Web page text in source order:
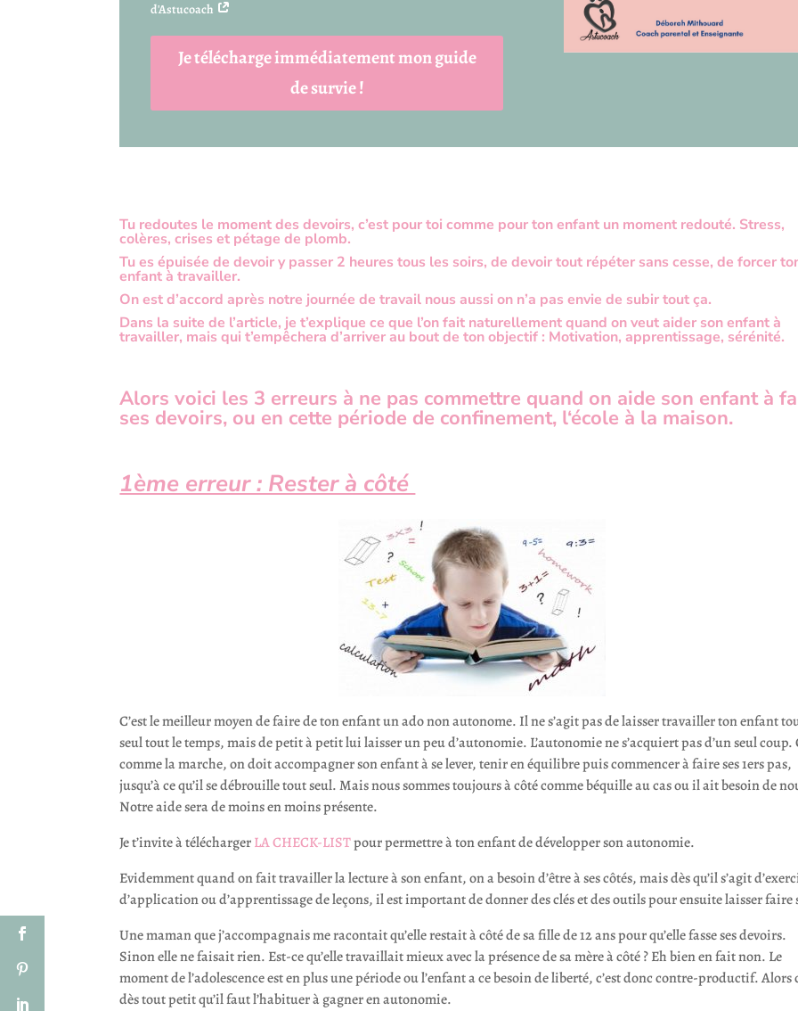
d'Astucoach
Je télécharge immédiatement mon guide
de survie !
Tu redoutes le moment des devoirs, c’est pour toi comme pour ton enfant un moment redouté. Stress,
colères, crises et pétage de plomb.
Tu es épuisée de devoir y passer 2 heures tous les soirs, de devoir tout répéter sans cesse, de forcer
enfant à travailler.
On est d’accord après notre journée de travail nous aussi on n’a pas envie de subir tout ça.
Dans la suite de l’article, je t’explique ce que l’on fait naturellement quand on veut aider son enfant à
travailler, mais qui t’empêchera d’arriver au bout de ton objectif : Motivation, apprentissage, sérénité.
Alors voici les 3 erreurs à ne pas commettre quand on aide son enfant à
ses devoirs, ou en cette période de confinement, l‘école à la maison.
1ème erreur : Rester à côté
C’est le meilleur moyen de faire de ton enfant un ado non autonome. Il ne s’agit pas de laisser travailler ton enfant
seul tout le temps, mais de petit à petit lui laisser un peu d’autonomie. L’autonomie ne s’acquiert pas d’un seul coup.
comme la marche, on doit accompagner son enfant à se lever, tenir en équilibre puis commencer à faire ses 1ers pas,
jusqu’à ce qu’il se débrouille tout seul. Mais nous sommes toujours à côté comme béquille au cas ou il ait besoin de
Notre aide sera de moins en moins présente.
Je t’invite à téléchargerLA CHECK-LISTpour permettre à ton enfant de développer son autonomie.
Evidemment quand on fait travailler la lecture à son enfant, on a besoin d’être à ses côtés, mais dès qu’il s’agit
d’application ou d’apprentissage de leçons, il est important de donner des clés et des outils pour ensuite laisser faire
Une maman que j’accompagnais me racontait qu’elle restait à côté de sa fille de 12 ans pour qu’elle fasse ses devoirs.
Sinon elle ne faisait rien. Est-ce qu’elle travaillait mieux avec la présence de sa mère à côté ? Eh bien en fait non. Le
moment de l’adolescence est en plus une période ou l’enfant a ce besoin de liberté, c’est donc contre-productif. Alors
dès tout petit qu’il faut l’habituer à gagner en autonomie.